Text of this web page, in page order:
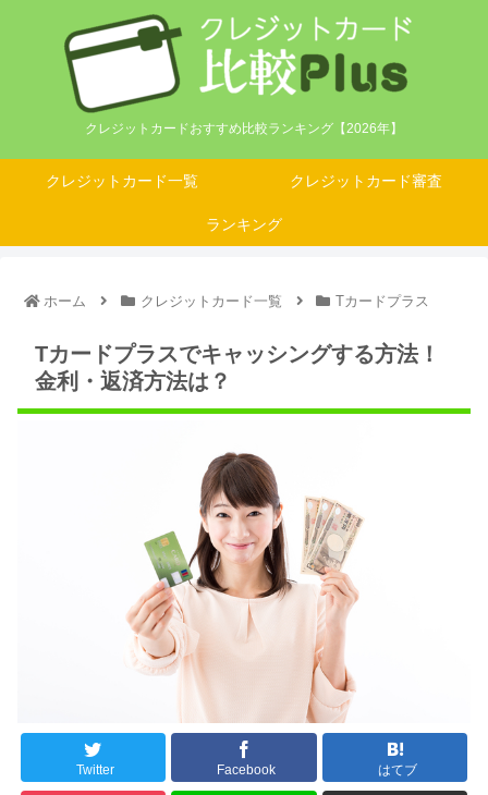
クレジットカードおすすめ比較ランキング【2026年】
クレジットカード一覧 クレジットカード審査
ランキング
ホーム クレジットカード一覧 Tカードプラス
Tカードプラスでキャッシングする方法！
金利・返済方法は？
Twitter Facebook はてブ